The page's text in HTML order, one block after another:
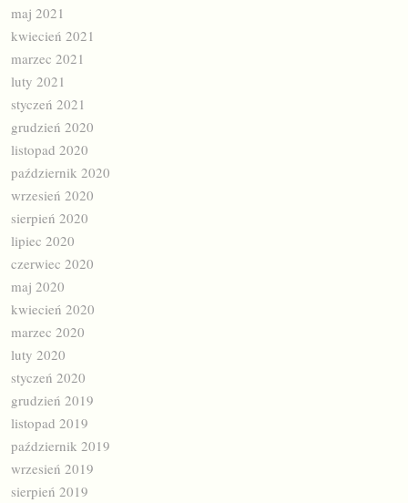
maj 2021
kwiecień 2021
marzec 2021
luty 2021
styczeń 2021
grudzień 2020
listopad 2020
październik 2020
wrzesień 2020
sierpień 2020
lipiec 2020
czerwiec 2020
maj 2020
kwiecień 2020
marzec 2020
luty 2020
styczeń 2020
grudzień 2019
listopad 2019
październik 2019
wrzesień 2019
sierpień 2019